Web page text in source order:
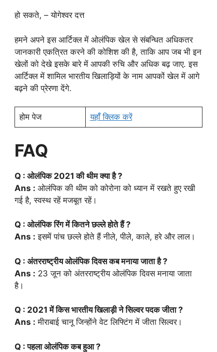
हो सकते, – योगेश्वर दत्त
हमने अपने इस आर्टिक्ल में ओलंपिक खेल से संबन्धित अधिकतर
जानकारी एकत्रित करने की कोशिश की है, ताकि आप जब भी इन
खेलों को देखे इसके बारे में आपकी रुचि और अधिक बढ़ जाए. इस
आर्टिक्ल में शामिल भारतीय खिलाड़ियों के नाम आपकों खेल में आगे
बढ़ने की प्रेरणा देंगे.
होम पेज यहाँ क्लिक करें
FAQ
Q : ओलंपिक 2021 की थीम क्या है ?
Ans : ओलंपिक की थीम को कोरोना को ध्यान में रखते हुए रखी
गई है, स्वस्थ रहें मजबूत रहें।
Q : ओलंपिक रिंग में कितने छल्ले होते हैं ?
Ans : इसमें पांच छल्ले होते हैं नीले, पीले, काले, हरे और लाल।
Q : अंतरराष्ट्रीय ओलंपिक दिवस कब मनाया जाता है ?
Ans : 23 जून को अंतरराष्ट्रीय ओलंपिक दिवस मनाया जाता
है।
Q : 2021 में किस भारतीय खिलाड़ी ने सिल्वर पदक जीता ?
Ans : मीराबाई चानू जिन्होंने वेट लिफ्टिंग में जीता सिल्वर।
Q : पहला ओलंपिक कब हुआ ?